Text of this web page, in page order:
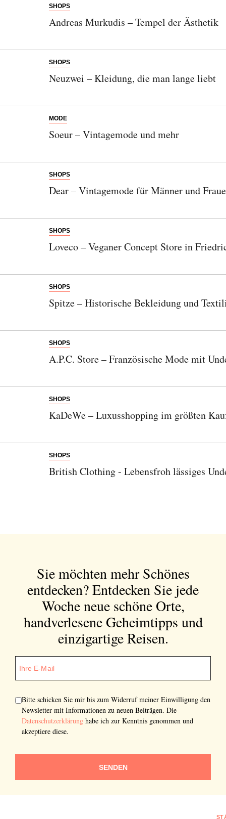
SHOPS
Andreas Murkudis – Tempel der Ästhetik
SHOPS
Neuzwei – Kleidung, die man lange liebt
MODE
Soeur – Vintagemode und mehr
SHOPS
Dear – Vintagemode für Männer und
SHOPS
Loveco – Veganer Concept Store in
SHOPS
Spitze – Historische Bekleidung und
SHOPS
A.P.C. Store – Französische Mode mit
SHOPS
KaDeWe – Luxusshopping im größten
SHOPS
British Clothing - Lebensfroh lässiges
Sie möchten mehr Schönes
entdecken?Entdecken Sie jede
Woche neue schöne Orte,
handverlesene Geheimtipps und
einzigartige Reisen.
Bitte schicken Sie mir bis zum Widerruf meiner Einwilligung den
Newsletter mit Informationen zu neuen Beiträgen. Die
Datenschutzerklärung habe ich zur Kenntnis genommen und
akzeptiere diese.
SENDEN
Abonnieren Sie unseren Newsletter
Bitte schicken Sie mir bis zum Widerruf meiner
neuen Beiträgen. DieDatenschutzerklärunghabe ich
SENDEN